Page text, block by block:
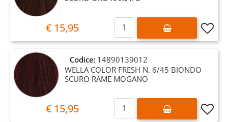
€ 15,95 Quantità
Codice: 14890139012
WELLA COLOR FRESH N. 6/45 BIONDO
SCURO RAME MOGANO
€ 15,95 Quantità